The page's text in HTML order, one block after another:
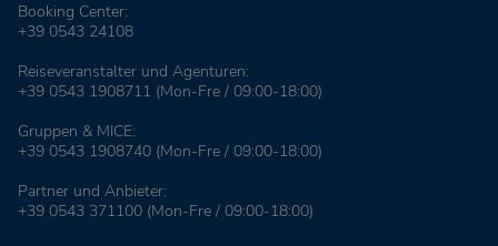
Booking Center:
+39 0543 24108
Reiseveranstalter und Agenturen:
+39 0543 1908711 (Mon-Fre / 09:00-18:00)
Gruppen & MICE:
+39 0543 1908740 (Mon-Fre / 09:00-18:00)
Partner und Anbieter:
+39 0543 371100 (Mon-Fre / 09:00-18:00)